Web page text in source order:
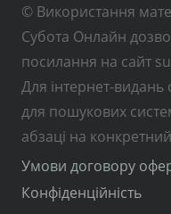
© Використання
Субота Онлайн
посилання на сайт
Для інтернет-видань
для пошукових
абзаці на
Умови договору
Конфіденційність